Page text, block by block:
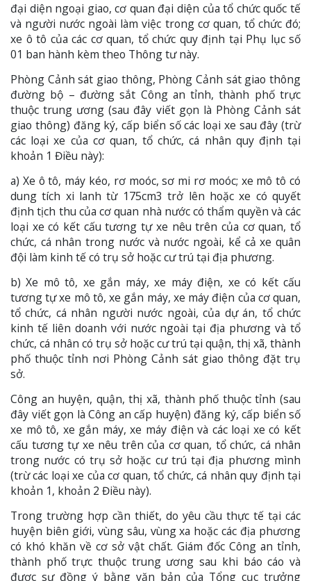
đại diện ngoại giao, cơ quan đại diện của tổ chức quốc tế
và người nước ngoài làm việc trong cơ quan, tổ chức đó;
xe ô tô của các cơ quan, tổ chức quy định tại Phụ lục số
01 ban hành kèm theo Thông tư này.
Phòng Cảnh sát giao thông, Phòng Cảnh sát giao thông
đường bộ – đường sắt Công an tỉnh, thành phố trực
thuộc trung ương (sau đây viết gọn là Phòng Cảnh sát
giao thông) đăng ký, cấp biển số các loại xe sau đây (trừ
các loại xe của cơ quan, tổ chức, cá nhân quy định tại
khoản 1 Điều này):
a) Xe ô tô, máy kéo, rơ moóc, sơ mi rơ moóc; xe mô tô có
dung tích xi lanh từ 175cm3 trở lên hoặc xe có quyết
định tịch thu của cơ quan nhà nước có thẩm quyền và các
loại xe có kết cấu tương tự xe nêu trên của cơ quan, tổ
chức, cá nhân trong nước và nước ngoài, kể cả xe quân
đội làm kinh tế có trụ sở hoặc cư trú tại địa phương.
b) Xe mô tô, xe gắn máy, xe máy điện, xe có kết cấu
tương tự xe mô tô, xe gắn máy, xe máy điện của cơ quan,
tổ chức, cá nhân người nước ngoài, của dự án, tổ chức
kinh tế liên doanh với nước ngoài tại địa phương và tổ
chức, cá nhân có trụ sở hoặc cư trú tại quận, thị xã, thành
phố thuộc tỉnh nơi Phòng Cảnh sát giao thông đặt trụ
sở.
Công an huyện, quận, thị xã, thành phố thuộc tỉnh (sau
đây viết gọn là Công an cấp huyện) đăng ký, cấp biển số
xe mô tô, xe gắn máy, xe máy điện và các loại xe có kết
cấu tương tự xe nêu trên của cơ quan, tổ chức, cá nhân
trong nước có trụ sở hoặc cư trú tại địa phương mình
(trừ các loại xe của cơ quan, tổ chức, cá nhân quy định tại
khoản 1, khoản 2 Điều này).
Trong trường hợp cần thiết, do yêu cầu thực tế tại các
huyện biên giới, vùng sâu, vùng xa hoặc các địa phương
có khó khăn về cơ sở vật chất. Giám đốc Công an tỉnh,
thành phố trực thuộc trung ương sau khi báo cáo và
được sự đồng ý bằng văn bản của Tổng cục trưởng